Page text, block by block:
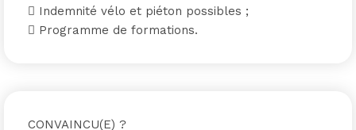
 Indemnité vélo et piéton possibles ;
 Programme de formations.
CONVAINCU(E) ?